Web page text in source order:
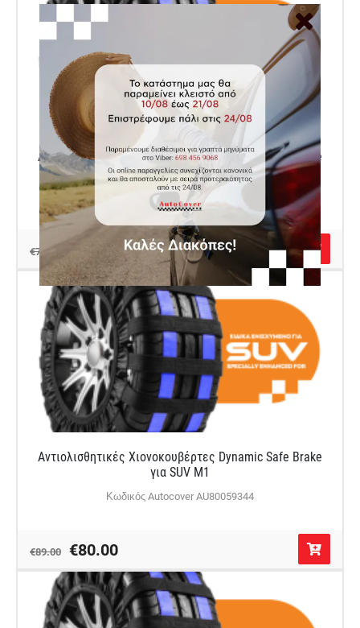
Αντιολισθητικές Χιονοκουβέρτες Dynamic Safe Brake
για SUV L1
Κωδικός Autocover AU80059343
€79.00 €70.00
Αντιολισθητικές Χιονοκουβέρτες Dynamic Safe Brake
για SUV M1
Κωδικός Autocover AU80059344
€89.00 €80.00